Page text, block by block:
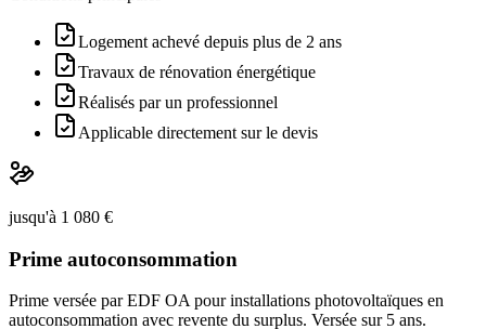
Logement achevé depuis plus de 2 ans
Travaux de rénovation énergétique
Réalisés par un professionnel
Applicable directement sur le devis
jusqu'à 1 080 €
Prime autoconsommation
Prime versée par EDF OA pour installations photovoltaïques en
autoconsommation avec revente du surplus. Versée sur 5 ans.